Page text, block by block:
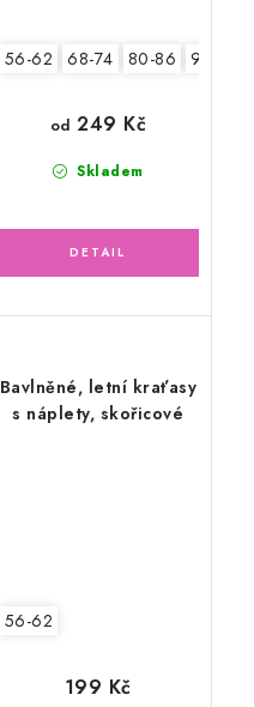
56-62 68-74 80-86 92-98
Skladem
od 249 Kč
Bavlněné, letní kraťasy
s náplety, skořicové
56-62
199 Kč